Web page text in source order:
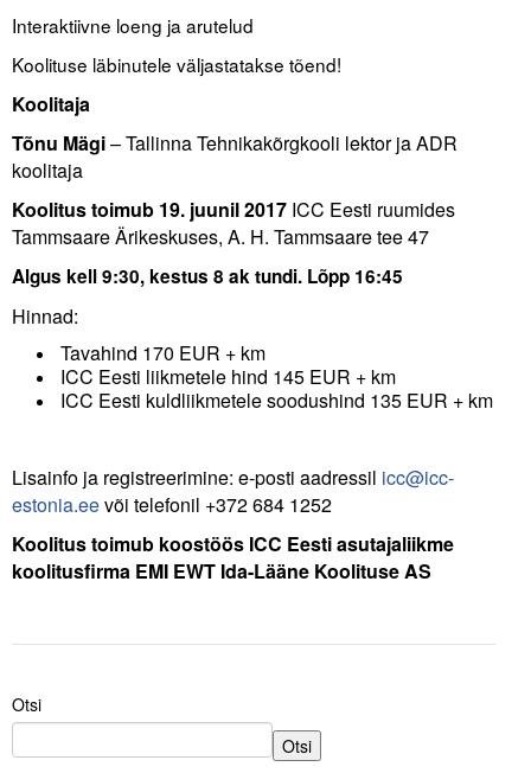
Incoterms® 2020
Abimaterjalid
Projektid
Interaktiivne loeng ja arutelud
Koolituse läbinutele väljastatakse tõend!
Koolitaja
Tõnu Mägi– Tallinna Tehnikakõrgkooli lektor ja ADR
koolitaja
Koolitus toimub 19. juunil 2017 ICC Eesti ruumides
Tammsaare Ärikeskuses, A. H. Tammsaare tee 47
Algus kell 9:30, kestus 8 ak tundi. Lõpp 16:45
Hinnad:
Tavahind 170 EUR + km
ICC Eesti liikmetele hind 145 EUR + km
ICC Eesti kuldliikmetele soodushind 135 EUR + km
Lisainfo ja registreerimine: e-posti aadressil icc@icc-
estonia.eevõi telefonil +372 684 1252
Koolitus toimub koostöös ICC Eesti asutajaliikme
koolitusfirma EMI EWT Ida-Lääne Koolituse AS
Otsi
Otsi